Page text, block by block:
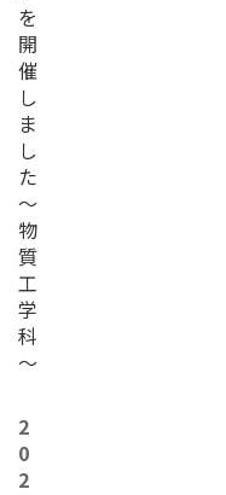
を
開
催
し
ま
し
た
～
物
質
工
学
科
～
2
0
2